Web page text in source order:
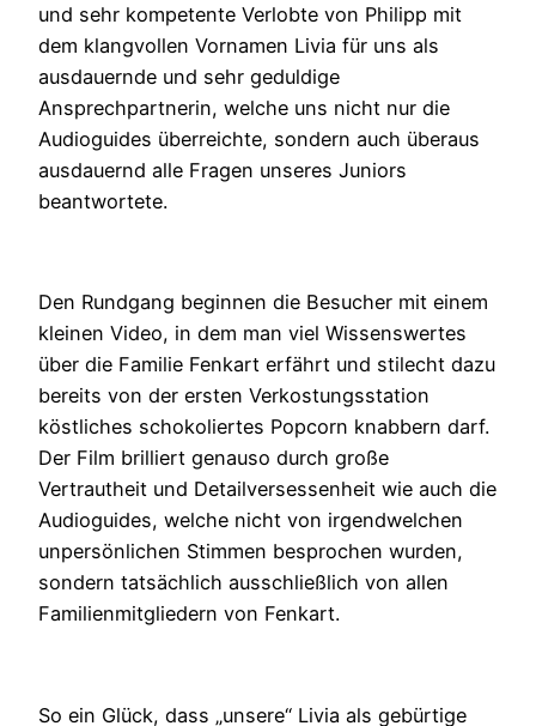
und sehr kompetente Verlobte von Philipp mit
dem klangvollen Vornamen Livia für uns als
ausdauernde und sehr geduldige
Ansprechpartnerin, welche uns nicht nur die
Audioguides überreichte, sondern auch überaus
ausdauernd alle Fragen unseres Juniors
beantwortete.
Den Rundgang beginnen die Besucher mit einem
kleinen Video, in dem man viel Wissenswertes
über die Familie Fenkart erfährt und stilecht dazu
bereits von der ersten Verkostungsstation
köstliches schokoliertes Popcorn knabbern darf.
Der Film brilliert genauso durch große
Vertrautheit und Detailversessenheit wie auch die
Audioguides, welche nicht von irgendwelchen
unpersönlichen Stimmen besprochen wurden,
sondern tatsächlich ausschließlich von allen
Familienmitgliedern von Fenkart.
So ein Glück, dass „unsere“ Livia als gebürtige